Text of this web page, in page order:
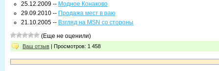
25.12.2009 -- Модное Конаково
29.09.2010 -- Продажа мест в раю
21.10.2005 -- Взгляд на MSN со стороны
(Еще не оценили)
Ваш отзыв | Просмотров: 1 458